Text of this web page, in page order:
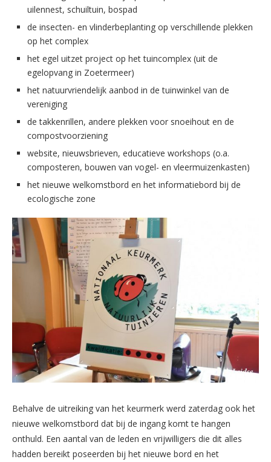
uilennest, schuiltuin, bospad
de insecten- en vlinderbeplanting op verschillende plekken
op het complex
het egel uitzet project op het tuincomplex (uit de
egelopvang in Zoetermeer)
het natuurvriendelijk aanbod in de tuinwinkel van de
vereniging
de takkenrillen, andere plekken voor snoeihout en de
compostvoorziening
website, nieuwsbrieven, educatieve workshops (o.a.
composteren, bouwen van vogel- en vleermuizenkasten)
het nieuwe welkomstbord en het informatiebord bij de
ecologische zone
Behalve de uitreiking van het keurmerk werd zaterdag ook het
nieuwe welkomstbord dat bij de ingang komt te hangen
onthuld. Een aantal van de leden en vrijwilligers die dit alles
hadden bereikt poseerden bij het nieuwe bord en het